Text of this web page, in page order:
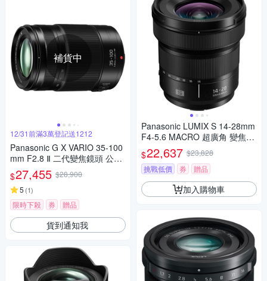
補貨中
12/31前滿3萬登記送1212
Panasonic G X VARIO 35-100
mm F2.8 Ⅱ 二代變焦鏡頭 公司
貨
$27,455 $28,900
5 (1)
限時下殺 券 贈品
貨到通知我
Panasonic LUMIX S 14-28mm
F4-5.6 MACRO 超廣角 變焦鏡
頭 公司貨 S-R1428
$22,637 $23,828
挑戰低價
券 贈品
加入購物車